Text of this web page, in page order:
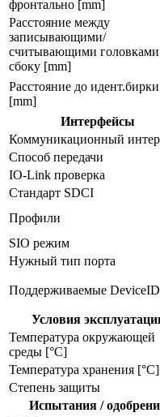
фронтально [mm]
Расстояние между
записывающими/
считывающими головками
сбоку [mm]
Расстояние до
[mm]
Интерфейсы
Коммуникационный
Способ передачи
IO-Link проверка
Стандарт SDCI
Профили
SIO режим
Нужный тип порта
Поддерживаемые DeviceID
Условия
Температура окружающей
среды [°C]
Температура хранения [°C]
Степень защиты
Испытания /